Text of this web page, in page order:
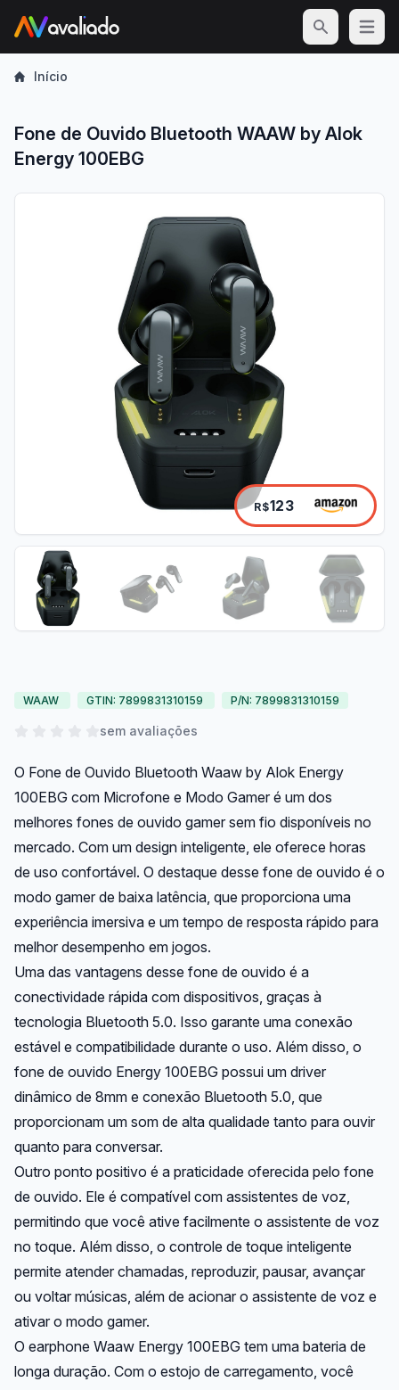
Open
Início
Fone de Ouvido Bluetooth WAAW by Alok
Energy 100EBG
R$123
WAAW GTIN: 7899831310159 P/N: 7899831310159
sem avaliações
O Fone de Ouvido Bluetooth Waaw by Alok Energy
100EBG com Microfone e Modo Gamer é um dos
melhores fones de ouvido gamer sem fio disponíveis no
mercado. Com um design inteligente, ele oferece horas
de uso confortável. O destaque desse fone de ouvido é o
modo gamer de baixa latência, que proporciona uma
experiência imersiva e um tempo de resposta rápido para
melhor desempenho em jogos.
Uma das vantagens desse fone de ouvido é a
conectividade rápida com dispositivos, graças à
tecnologia Bluetooth 5.0. Isso garante uma conexão
estável e compatibilidade durante o uso. Além disso, o
fone de ouvido Energy 100EBG possui um driver
dinâmico de 8mm e conexão Bluetooth 5.0, que
proporcionam um som de alta qualidade tanto para ouvir
quanto para conversar.
Outro ponto positivo é a praticidade oferecida pelo fone
de ouvido. Ele é compatível com assistentes de voz,
permitindo que você ative facilmente o assistente de voz
no toque. Além disso, o controle de toque inteligente
permite atender chamadas, reproduzir, pausar, avançar
ou voltar músicas, além de acionar o assistente de voz e
ativar o modo gamer.
O earphone Waaw Energy 100EBG tem uma bateria de
longa duração. Com o estojo de carregamento, você